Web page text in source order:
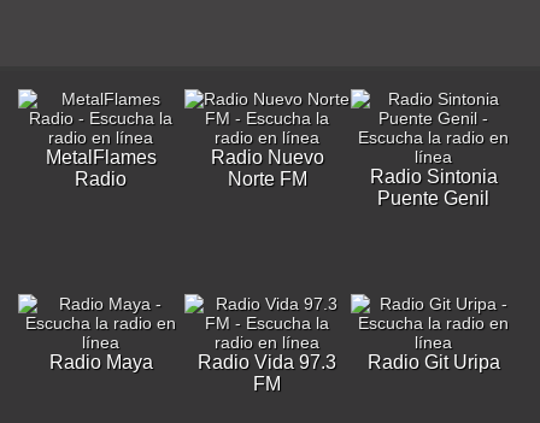
MetalFlames
Radio
Radio Nuevo
Norte FM
Radio Sintonia
Puente Genil
Radio Maya
Radio Vida 97.3
FM
Radio Git Uripa